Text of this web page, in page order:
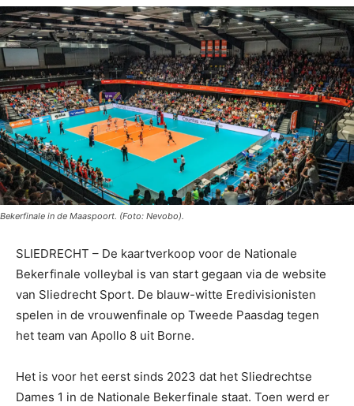
Bekerfinale in de Maaspoort. (Foto: Nevobo).
SLIEDRECHT – De kaartverkoop voor de Nationale
Bekerfinale volleybal is van start gegaan via de website
van Sliedrecht Sport. De blauw-witte Eredivisionisten
spelen in de vrouwenfinale op Tweede Paasdag tegen
het team van Apollo 8 uit Borne.
Het is voor het eerst sinds 2023 dat het Sliedrechtse
Dames 1 in de Nationale Bekerfinale staat. Toen werd er